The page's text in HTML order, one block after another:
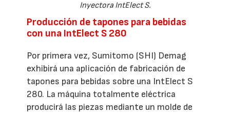
Inyectora IntElect S.
Producción de tapones para bebidas
con una IntElect S 280
Por primera vez, Sumitomo (SHI) Demag
exhibirá una aplicación de fabricación de
tapones para bebidas sobre una IntElect S
280. La máquina totalmente eléctrica
producirá las piezas mediante un molde de